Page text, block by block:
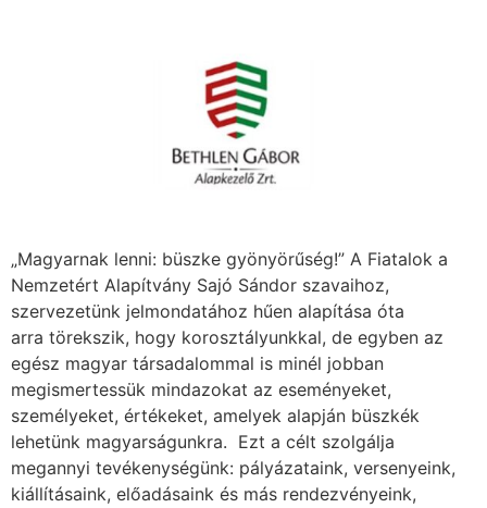
„Magyarnak lenni: büszke gyönyörűség!” A Fiatalok a
Nemzetért Alapítvány Sajó Sándor szavaihoz,
szervezetünk jelmondatához hűen alapítása óta
arra törekszik, hogy korosztályunkkal, de egyben az
egész magyar társadalommal is minél jobban
megismertessük mindazokat az eseményeket,
személyeket, értékeket, amelyek alapján büszkék
lehetünk magyarságunkra. Ezt a célt szolgálja
megannyi tevékenységünk: pályázataink, versenyeink,
kiállításaink, előadásaink és más rendezvényeink,